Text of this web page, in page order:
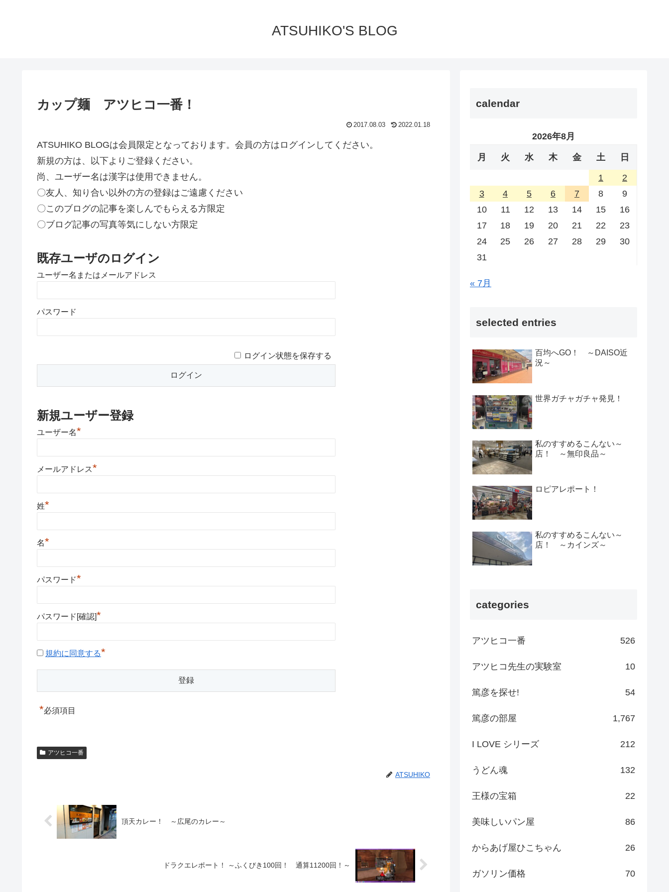
ATSUHIKO'S BLOG
カップ麺 アツヒコ一番！
2017.08.03 2022.01.18
ATSUHIKO BLOGは会員限定となっております。会員の方はログインしてください。
新規の方は、以下よりご登録ください。
尚、ユーザー名は漢字は使用できません。
〇友人、知り合い以外の方の登録はご遠慮ください
〇このブログの記事を楽しんでもらえる方限定
〇ブログ記事の写真等気にしない方限定
既存ユーザのログイン
ユーザー名またはメールアドレス
パスワード
ログイン状態を保存する
新規ユーザー登録
ユーザー名*
メールアドレス*
姓*
名*
パスワード*
パスワード[確認]*
規約に同意する*
*必須項目
アツヒコ一番
ATSUHIKO
頂天カレー！ ～広尾のカレー～
ドラクエレポート！ ～ふくびき100回！ 通算11200回！～
calendar
2026年8月
月 火 水 木 金 土 日
1
2
3
4 5 6 7 8
9
10
11 12 13 14 15
16
17
18 19 20 21 22
23
24
25 26 27 28 29
30
31
« 7月
selected entries
百均へGO！ ～DAISO近
況～
世界ガチャガチャ発見！
私のすすめるこんない～
店！ ～無印良品～
ロピアレポート！
私のすすめるこんない～
店！ ～カインズ～
categories
アツヒコ一番 526
アツヒコ先生の実験室 10
篤彦を探せ! 54
篤彦の部屋 1,767
I LOVE シリーズ 212
うどん魂 132
王様の宝箱 22
美味しいパン屋 86
からあげ屋ひこちゃん 26
ガソリン価格 70